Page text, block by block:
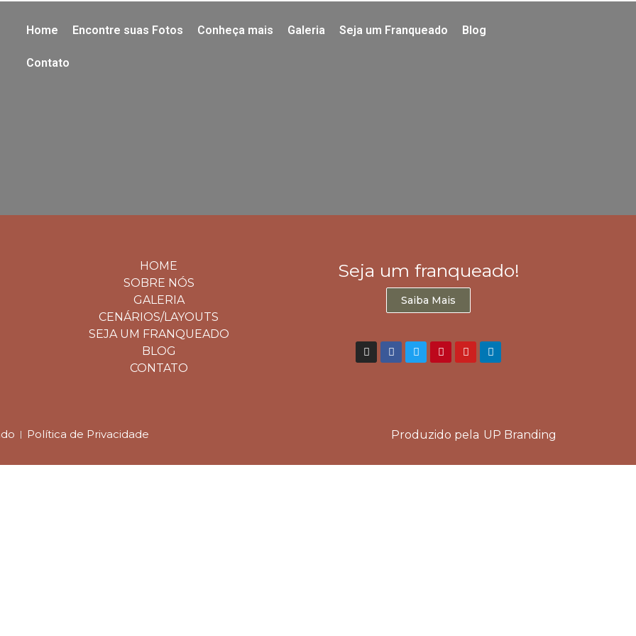
Home Encontre suas Fotos Conheça mais Galeria Seja um Franqueado Blog
Contato
HOME
SOBRE NÓS
GALERIA
CENÁRIOS/LAYOUTS
SEJA UM FRANQUEADO
BLOG
CONTATO
Seja um franqueado!
Saiba Mais
Política de Privacidade Produzido pela UP Branding